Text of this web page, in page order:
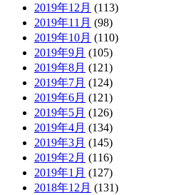
2019年12月 (113)
2019年11月 (98)
2019年10月 (110)
2019年9月 (105)
2019年8月 (121)
2019年7月 (124)
2019年6月 (121)
2019年5月 (126)
2019年4月 (134)
2019年3月 (145)
2019年2月 (116)
2019年1月 (127)
2018年12月 (131)